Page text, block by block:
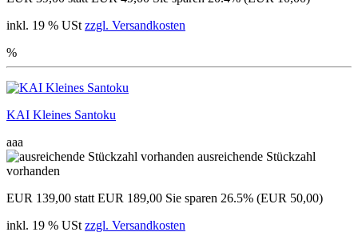
inkl. 19 % USt zzgl. Versandkosten
%
KAI Kleines Santoku
aaa
ausreichende Stückzahl
vorhanden
EUR 139,00 statt EUR 189,00 Sie sparen 26.5% (EUR 50,00)
inkl. 19 % USt zzgl. Versandkosten